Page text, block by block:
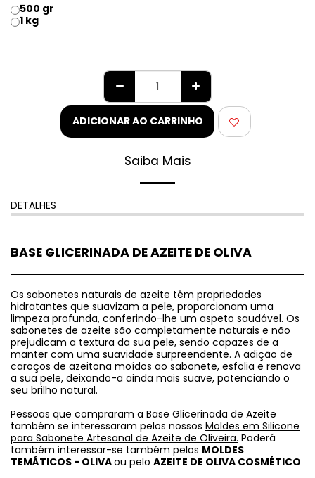
500 gr
1 kg
ADICIONAR AO CARRINHO
Saiba Mais
DETALHES
BASE GLICERINADA DE AZEITE DE OLIVA
Os sabonetes naturais de azeite têm propriedades
hidratantes que suavizam a pele, proporcionam uma
limpeza profunda, conferindo-lhe um aspeto saudável. Os
sabonetes de azeite são completamente naturais e não
prejudicam a textura da sua pele, sendo capazes de a
manter com uma suavidade surpreendente. A adição de
caroços de azeitona moídos ao sabonete, esfolia e renova
a sua pele, deixando-a ainda mais suave, potenciando o
seu brilho natural.
Pessoas que compraram a Base Glicerinada de Azeite
também se interessaram pelos nossos Moldes em Silicone
para Sabonete Artesanal de Azeite de Oliveira. Poderá
também interessar-se também pelos MOLDES
TEMÁTICOS - OLIVAou pelo AZEITE DE OLIVA COSMÉTICO